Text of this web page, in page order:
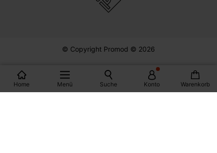
Home Menü Suche Konto Warenkorb
© Copyright Promod © 2026
*Bedingungen siehe Link